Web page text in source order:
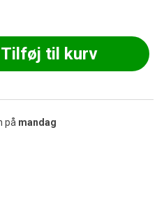
Tilføj til kurv
på mandag